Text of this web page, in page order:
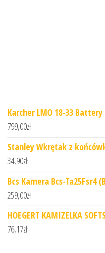
Karcher LMO 18-33 Battery
799,00zł
Stanley Wkrętak z
34,90zł
Bcs Kamera Bcs-Ta25Fsr4
259,00zł
HOEGERT KAMIZELKA
76,17zł